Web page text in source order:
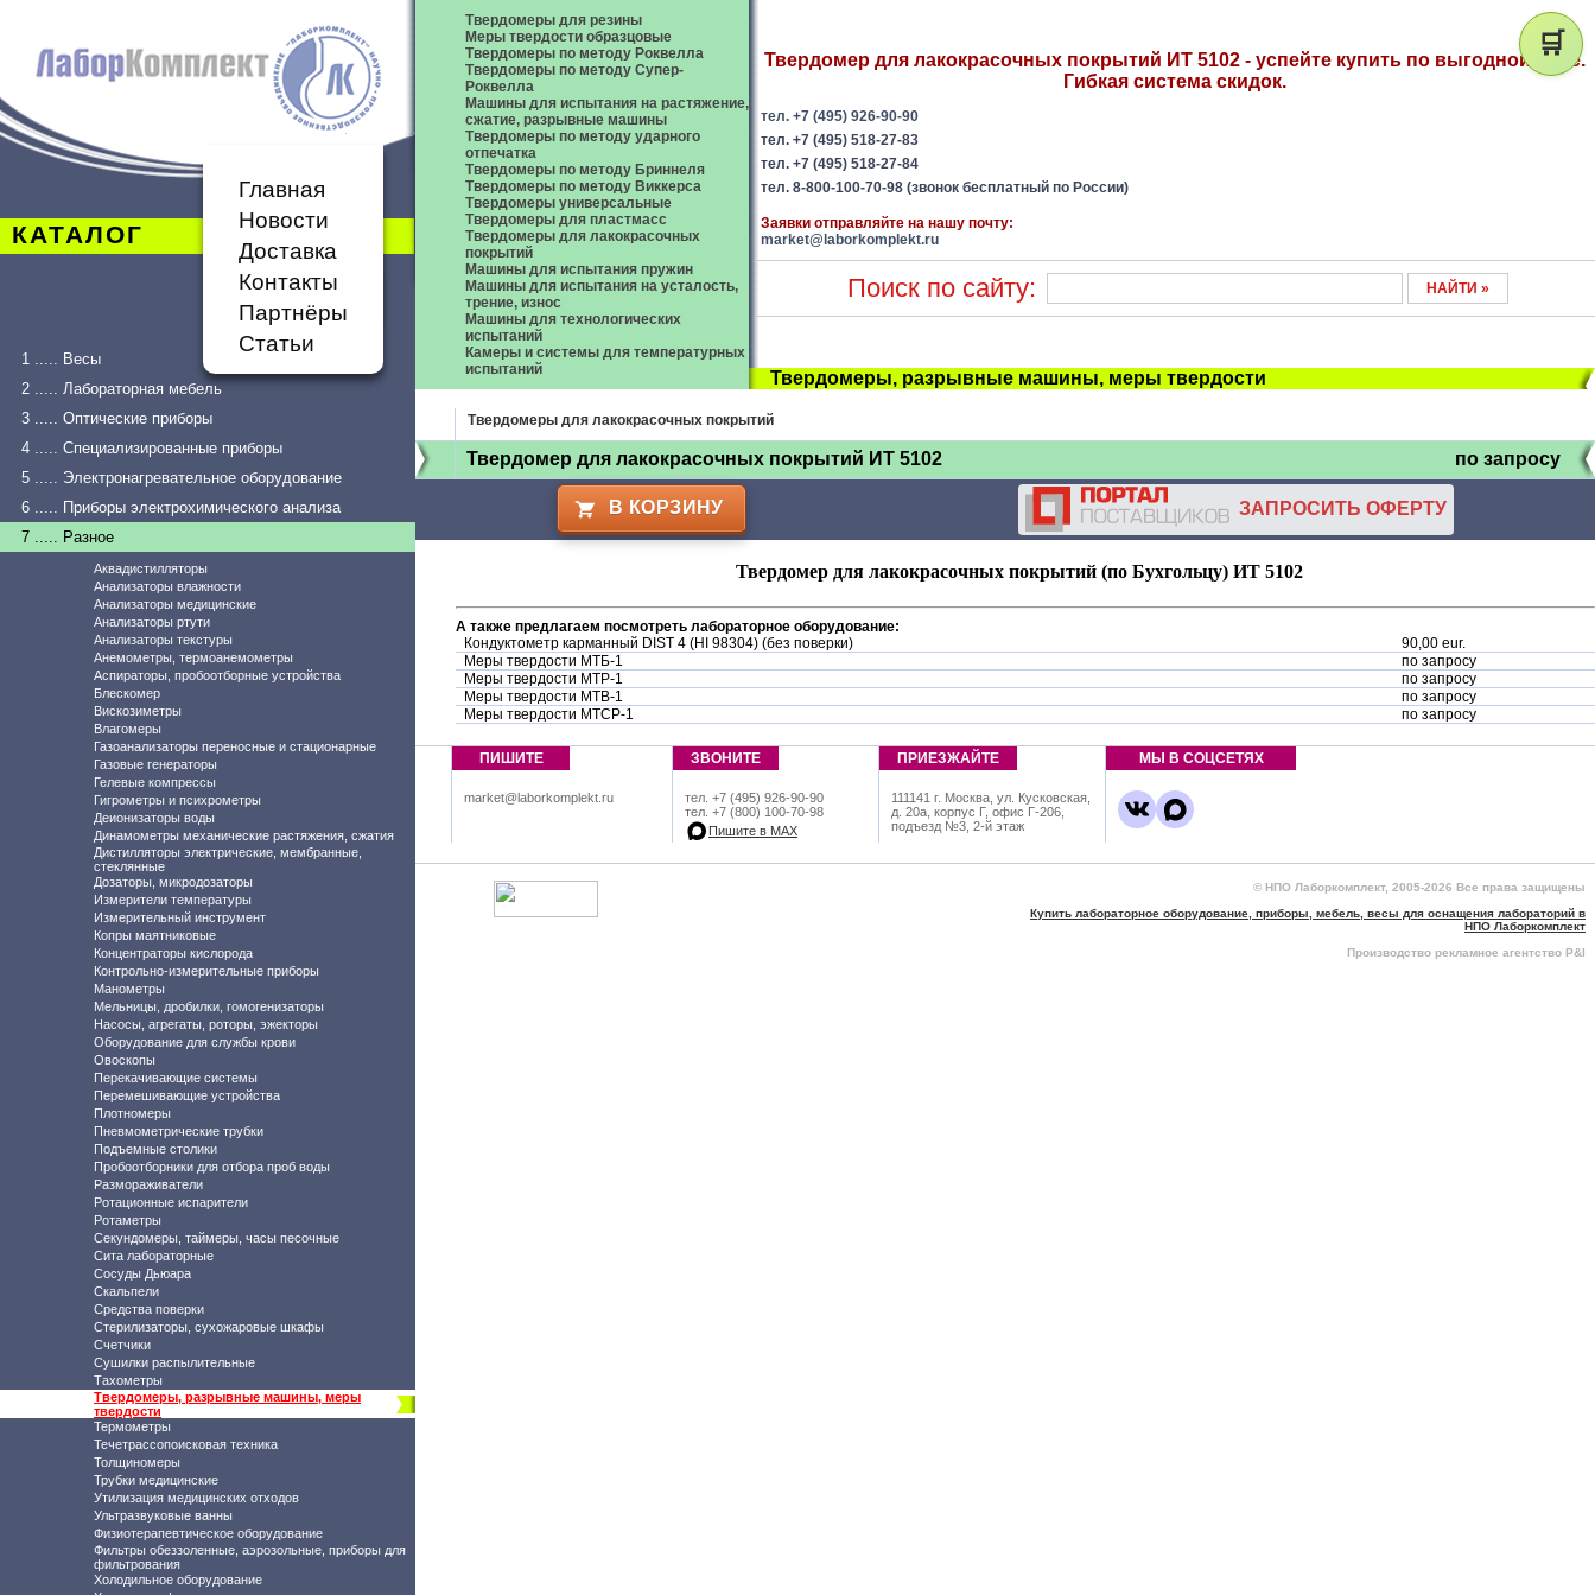
КАТАЛОГ
Главная
Новости
Доставка
Контакты
Партнёры
Статьи
1 ..... Весы
2 ..... Лабораторная мебель
3 ..... Оптические приборы
4 ..... Специализированные приборы
5 ..... Электронагревательное оборудование
6 ..... Приборы электрохимического анализа
7 ..... Разное
Аквадистилляторы
Анализаторы влажности
Анализаторы медицинские
Анализаторы ртути
Анализаторы текстуры
Анемометры, термоанемометры
Аспираторы, пробоотборные устройства
Блескомер
Вискозиметры
Влагомеры
Газоанализаторы переносные и стационарные
Газовые генераторы
Гелевые компрессы
Гигрометры и психрометры
Деионизаторы воды
Динамометры механические растяжения, сжатия
Дистилляторы электрические, мембранные,
стеклянные
Дозаторы, микродозаторы
Измерители температуры
Измерительный инструмент
Копры маятниковые
Концентраторы кислорода
Контрольно-измерительные приборы
Манометры
Мельницы, дробилки, гомогенизаторы
Насосы, агрегаты, роторы, эжекторы
Оборудование для службы крови
Овоскопы
Перекачивающие системы
Перемешивающие устройства
Плотномеры
Пневмометрические трубки
Подъемные столики
Пробоотборники для отбора проб воды
Размораживатели
Ротационные испарители
Ротаметры
Секундомеры, таймеры, часы песочные
Сита лабораторные
Сосуды Дьюара
Скальпели
Средства поверки
Стерилизаторы, сухожаровые шкафы
Счетчики
Сушилки распылительные
Тахометры
Твердомеры, разрывные машины, меры
твердости
Термометры
Течетрассопоисковая техника
Толщиномеры
Трубки медицинские
Утилизация медицинских отходов
Ультразвуковые ванны
Физиотерапевтическое оборудование
Фильтры обеззоленные, аэрозольные, приборы для
фильтрования
Холодильное оборудование
Твердомеры для резины
Меры твердости образцовые
Твердомеры по методу Роквелла
Твердомеры по методу Супер-
Роквелла
Машины для испытания на растяжение,
сжатие, разрывные машины
Твердомеры по методу ударного
отпечатка
Твердомеры по методу Бриннеля
Твердомеры по методу Виккерса
Твердомеры универсальные
Твердомеры для пластмасс
Твердомеры для лакокрасочных
покрытий
Машины для испытания пружин
Машины для испытания на усталость,
трение, износ
Машины для технологических
испытаний
Камеры и системы для температурных
испытаний
Твердомер для лакокрасочных покрытий ИТ 5102 - успейте купить по выгодной цене.
Гибкая система скидок.
тел. +7 (495) 926-90-90
тел. +7 (495) 518-27-83
тел. +7 (495) 518-27-84
тел. 8-800-100-70-98 (звонок бесплатный по России)
Заявки отправляйте на нашу почту:
market@laborkomplekt.ru
Поиск по сайту:
Твердомеры, разрывные машины, меры твердости
Твердомеры для лакокрасочных покрытий
Твердомер для лакокрасочных покрытий ИТ 5102 по запросу
В КОРЗИНУ ЗАПРОСИТЬ ОФЕРТУ
Твердомер для лакокрасочных покрытий (по Бухгольцу) ИТ 5102
А также предлагаем посмотреть лабораторное оборудование:
Кондуктометр карманный DIST 4 (HI 98304) (без поверки)
90,00 eur.
Меры твердости МТБ-1
по запросу
Меры твердости МТР-1
по запросу
Меры твердости МТВ-1
по запросу
Меры твердости МТСР-1
по запросу
ПИШИТЕ
market@laborkomplekt.ru
ЗВОНИТЕ
тел. +7 (495) 926-90-90
тел. +7 (800) 100-70-98
Пишите в МАХ
ПРИЕЗЖАЙТЕ
111141 г. Москва, ул. Кусковская,
д. 20а, корпус Г, офис Г-206,
подъезд №3, 2-й этаж
МЫ В СОЦСЕТЯХ
© НПО Лаборкомплект, 2005-2026 Все права защищены
Купить лабораторное оборудование, приборы, мебель, весы для оснащения лабораторий в
НПО Лаборкомплект
Производство рекламное агентство P&I
🛒